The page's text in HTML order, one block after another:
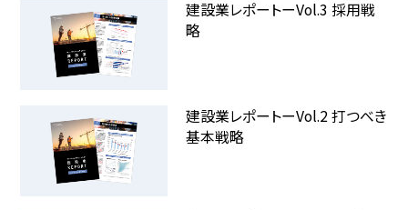
建設業レポートーVol.3 採用戦
略
建設業レポートーVol.2 打つべき
基本戦略